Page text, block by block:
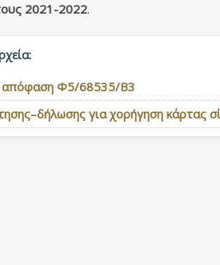
2021-2022.
απόφαση Φ5/68535/Β3
για χορήγηση κάρτας